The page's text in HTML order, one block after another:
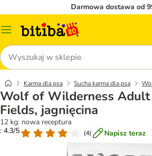
Darmowa dostawa od
Menu
Szukaj
Karma dla psa Sucha karma dla psa
Wolf of Wilderness Adult
Fields, jagnięcina
12 kg: nowa receptura
: 4.3/5
(4) Napisz teraz